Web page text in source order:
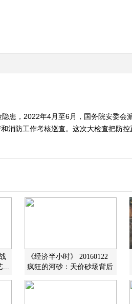
患，2022年4月至6月，国务院安委
消防工作考核巡查。这次大检查把防
...
《经济半小时》 20160122
疯狂的河砂：天价砂场背后